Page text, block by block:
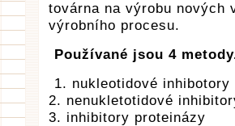
továrna na výrobu nových
výrobního procesu.
Používané jsou 4
1. nukleotidové
2. nenukletotidové
3. inhibitory proteinázy